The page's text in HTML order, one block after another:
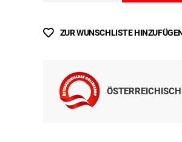
ZUR WUNSCHLISTE